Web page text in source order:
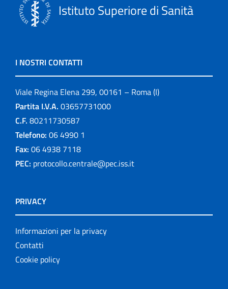
Istituto Superiore di Sanità
I NOSTRI CONTATTI
Viale Regina Elena 299, 00161 – Roma (I)
Partita I.V.A. 03657731000
C.F. 80211730587
Telefono: 06 4990 1
Fax: 06 4938 7118
PEC: protocollo.centrale@pec.iss.it
PRIVACY
Informazioni per la privacy
Contatti
Cookie policy